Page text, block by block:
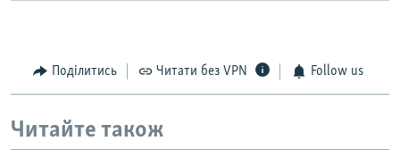
Поділитись Читати без VPN Follow us
Читайте також